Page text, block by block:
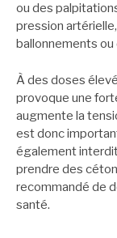
ou des
pression
ballonnements ou
À des doses
provoque une
augmente la
est donc
également
prendre des
recommandé de
santé.